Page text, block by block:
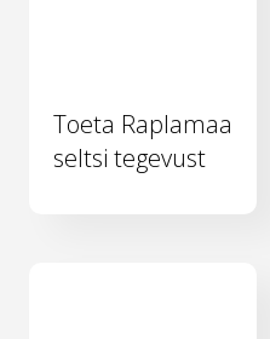
Toeta Raplamaa
seltsi tegevust